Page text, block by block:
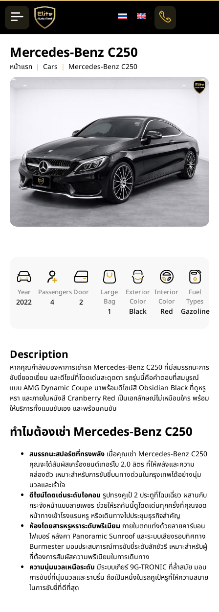
Mercedes-Benz C250
หน้าแรก | Cars | Mercedes-Benz C250
Year
2022
Passengers
4
Door
2
Large
Bag
1
Exterior
Color
Black
Interior
Color
Red
Fuel
Types
Gazoline
Description
หากคุณกำลังมองหาการเช่ารถ Mercedes-Benz C250 ที่มีสมรรถนะการ
ขับขี่ยอดเยี่ยม และดีไซน์ที่โดดเด่นสะดุดตา รถรุ่นนี้คือคำตอบที่สมบูรณ์
แบบ AMG Dynamic Coupe มาพร้อมดีไซน์สี Obsidian Black ที่ดูหรู
หรา และภายในหนังสี Cranberry Red เป็นเอกลักษณ์ไม่เหมือนใคร พร้อม
ให้บริการทั้งแบบขับเอง และพร้อมคนขับ
ทำไมต้องเช่า Mercedes-Benz C250
สมรรถนะสปอร์ตที่ทรงพลัง เมื่อคุณเช่า Mercedes-Benz C250
คุณจะได้สัมผัสเครื่องยนต์เทอร์โบ 2.0 ลิตร ที่ให้พลังและความ
คล่องตัว เหมาะสำหรับการขับขี่บนทางด่วนในกรุงเทพได้อย่างนุ่ม
นวลและเร้าใจ
ดีไซน์โดดเด่นระดับไอคอน รูปทรงคูเป้ 2 ประตูที่โฉบเฉี่ยว ผสานกับ
กระจังหน้าแบบลายเพชร ช่วยให้รถคันนี้ดูโดดเด่นทุกครั้งที่คุณจอด
หน้าทางเข้าโรงแรมหรู หรือเดินทางไปประชุมธุรกิจสำคัญ
ห้องโดยสารหรูหราระดับพรีเมียม ภายในตกแต่งด้วยลายคาร์บอน
ไฟเบอร์ หลังคา Panoramic Sunroof และระบบเสียงรอบทิศทาง
Burmester มอบประสบการณ์การขับขี่ระดับลักชัวรี เหมาะสำหรับผู้
ที่ต้องการสัมผัสความพรีเมียมในการเดินทาง
ความนุ่มนวลเหนือระดับ มีระบบเกียร์ 9G-TRONIC ที่ล้ำสมัย มอบ
การขับขี่ที่นุ่มนวลและราบรื่น ถือเป็นหนึ่งในรถคูเป้หรูที่ให้ความสบาย
ในการขับขี่ที่ดีที่สุด